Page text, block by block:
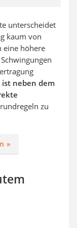
unterscheidet
kaum von
eine höhere
ist neben dem
zu
»